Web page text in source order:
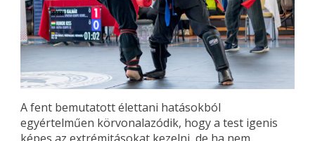
A fent bemutatott élettani hatásokból
egyértelműen körvonalazódik, hogy a test igenis